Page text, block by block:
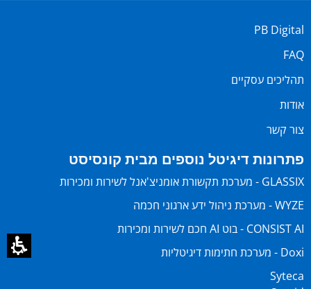
PB Digital
FAQ
תהליכים עסקיים
אודות
צור קשר
פתרונות דיגיטל נוספים מבית קונסיסט
GLASSIX - מערכת תקשורת אומניצ'אנל לשירות ומכירות
WYZE - מערכת ניהול ידע ארגוני חכמה
CONSIST AI - בוט AI חכם לשירות ומכירות
Doxi - מערכת חתימות דיגיטליות
Syteca